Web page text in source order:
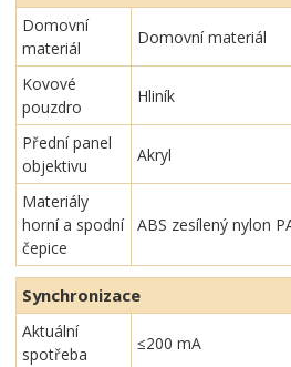
Domovní
materiál
Domovní materiál
Kovové
pouzdro
Hliník
Přední panel
objektivu
Akryl
Materiály
horní a spodní
čepice
ABS zesílený nylon
Synchronizace
Aktuální
spotřeba
≤200 mA